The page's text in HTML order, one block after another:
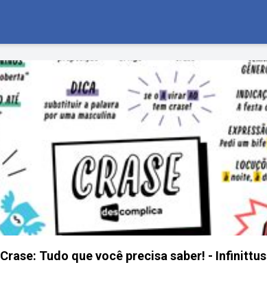
Crase: Tudo que você precisa saber! - Infinittus